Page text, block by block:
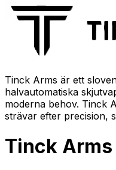
Tinck Arms är ett
halvautomatiska
moderna behov. Tinck
strävar efter precision,
Tinck Arms